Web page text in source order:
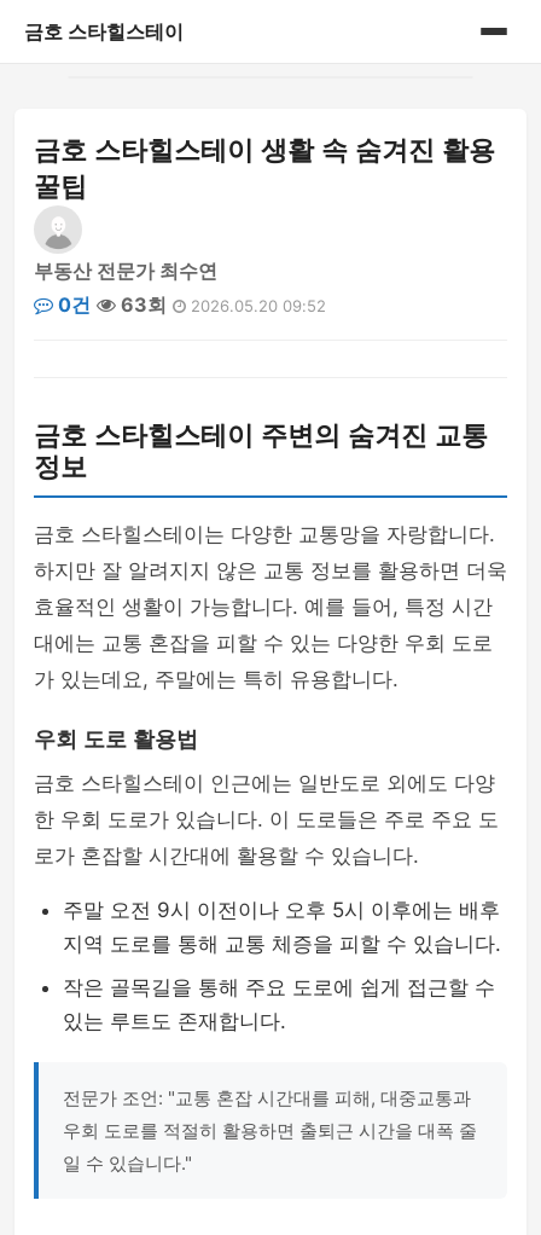
금호 스타힐스테이
게시판
금호 스타힐스테이 생활 속 숨겨진 활용
꿀팁
부동산 전문가 최수연
0건
63회 2026.05.20 09:52
금호 스타힐스테이 주변의 숨겨진 교통
정보
금호 스타힐스테이는 다양한 교통망을 자랑합니다.
하지만 잘 알려지지 않은 교통 정보를 활용하면 더욱
효율적인 생활이 가능합니다. 예를 들어, 특정 시간
대에는 교통 혼잡을 피할 수 있는 다양한 우회 도로
가 있는데요, 주말에는 특히 유용합니다.
우회 도로 활용법
금호 스타힐스테이 인근에는 일반도로 외에도 다양
한 우회 도로가 있습니다. 이 도로들은 주로 주요 도
로가 혼잡할 시간대에 활용할 수 있습니다.
주말 오전 9시 이전이나 오후 5시 이후에는 배후
지역 도로를 통해 교통 체증을 피할 수 있습니다.
작은 골목길을 통해 주요 도로에 쉽게 접근할 수
있는 루트도 존재합니다.
전문가 조언: "교통 혼잡 시간대를 피해, 대중교통과
우회 도로를 적절히 활용하면 출퇴근 시간을 대폭 줄
일 수 있습니다."